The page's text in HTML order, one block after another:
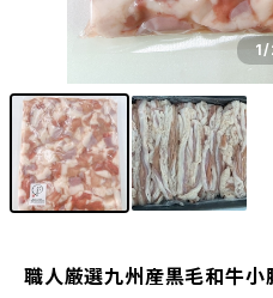
1/
職人厳選九州産黒毛和牛小